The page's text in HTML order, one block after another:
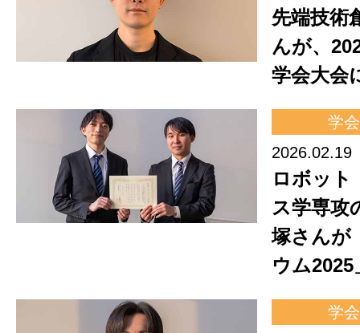
先端技術
んが、
学会大会
学会
2026.02.19
ロボット
ス学専攻
塚さんが
ウム2025
学会